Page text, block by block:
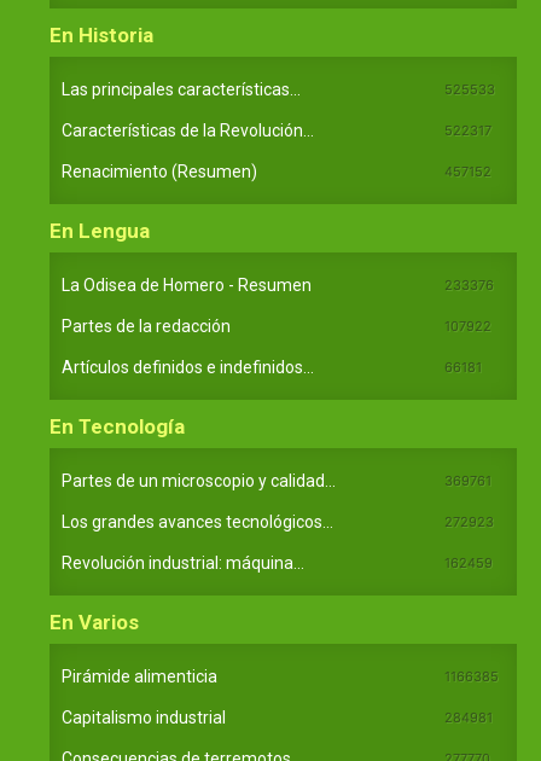
En Historia
Las principales características... 525533
Características de la Revolución... 522317
Renacimiento (Resumen) 457152
En Lengua
La Odisea de Homero - Resumen 233376
Partes de la redacción 107922
Artículos definidos e indefinidos... 66181
En Tecnología
Partes de un microscopio y calidad... 369761
Los grandes avances tecnológicos... 272923
Revolución industrial: máquina... 162459
En Varios
Pirámide alimenticia 1166385
Capitalismo industrial 284981